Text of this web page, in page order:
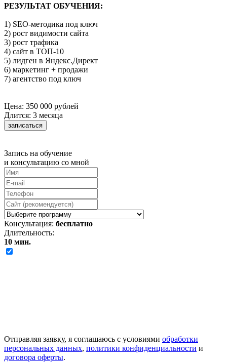
РЕЗУЛЬТАТ ОБУЧЕНИЯ:
1) SEO-методика под ключ
2) рост видимости сайта
3) рост трафика
4) сайт в ТОП-10
5) лидген в Яндекс.Директ
6) маркетинг + продажи
7) агентство под ключ
Цена: 350 000 рублей
Длится: 3 месяца
записаться
Запись на обучение
и консультацию со мной
Консультация: бесплатно
Длительность:
10 мин.
Отправляя заявку, я соглашаюсь с условиями обработки
персональных данных, политики конфиденциальности и
договора оферты.